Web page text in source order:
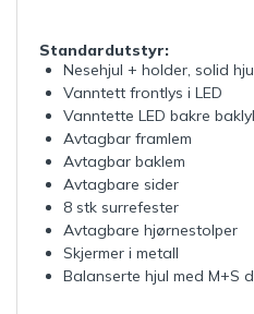
Standardutstyr:
Nesehjul + holder, solid
Vanntett frontlys i LED
Vanntette LED bakre
Avtagbar framlem
Avtagbar baklem
Avtagbare sider
8 stk surrefester
Avtagbare hjørnestolper
Skjermer i metall
Balanserte hjul med M+S